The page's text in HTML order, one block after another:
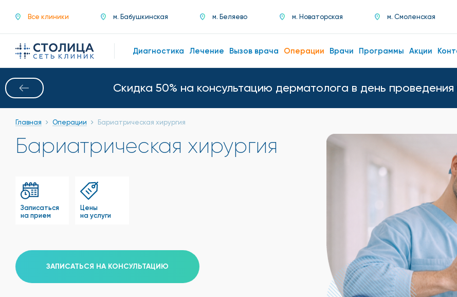
Все клиники м. Бабушкинская м. Беляево м. Новаторская м. Смоленская
Диагностика Лечение Вызов врача Операции Врачи Программы Акции
Скидка 50% на консультацию дерматолога в день проведения
Главная Операции Бариатрическая хирургия
Бариатрическая хирургия
Записаться
на прием
Цены
на услуги
ЗАПИСАТЬСЯ НА КОНСУЛЬТАЦИЮ